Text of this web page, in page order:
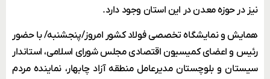
نیز در حوزه معدن در این استان وجود دارد.
همایش و نمایشگاه تخصصی فولاد کشور امروز/پنجشنبه/ با حضور
رئیس و اعضای کمیسیون اقتصادی مجلس شورای اسلامی، استاندار
سیستان و بلوچستان مدیرعامل منطقه آزاد چابهار، نماینده مردم